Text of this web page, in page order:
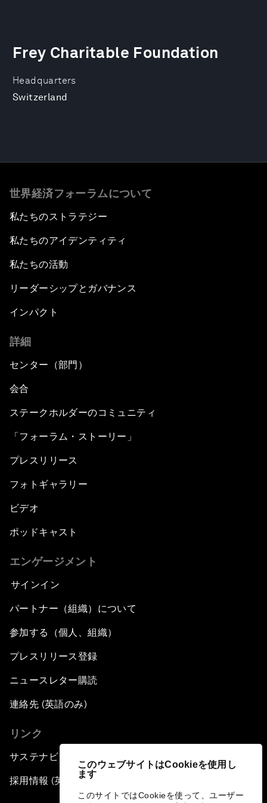
このウェブサイトはCookieを使用し
ます
このサイトではCookieを使って、ユーザー
Headquarters
Switzerland
Frey Charitable Foundation
世界経済フォーラムについて
私たちのストラテジー
私たちのアイデンティティ
私たちの活動
リーダーシップとガバナンス
インパクト
詳細
センター（部門）
会合
ステークホルダーのコミュニティ
「フォーラム・ストーリー」
プレスリリース
フォトギャラリー
ビデオ
ポッドキャスト
エンゲージメント
サインイン
パートナー（組織）について
参加する（個人、組織）
プレスリリース登録
ニュースレター購読
連絡先 (英語のみ)
リンク
サステナビリティへの取り組み
採用情報 (英語のみ)